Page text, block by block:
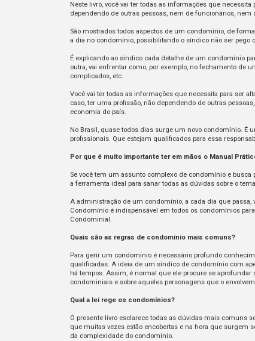
Neste livro, você vai ter todas as informações que
dependendo de outras pessoas, nem de funcionários,
São mostrados todos aspectos de um condomínio, de
a dia no condomínio, possibilitando o síndico não ser pego
É explicando ao síndico cada detalhe de um condomínio
outra, vai enfrentar como, por exemplo, no fechamento de
complicados, etc.
Você vai ter todas as informações que necessita para ser
caso, ter uma profissão, não dependendo de outras
economia do país.
No Brasil, quase todos dias surge um novo condomínio. É
profissionais. Que estejam qualificados para essa
Por que é muito importante ter em mãos o Manual
Se você tem um assunto complexo de condomínio e
a ferramenta ideal para sanar todas as dúvidas sobre o
A administração de um condomínio, a cada dia que
Condomínio é indispensável em todos os condomínios
Condominial.
Quais são as regras de condomínio mais comuns?
Para gerir um condomínio é necessário profundo
qualificadas. A ideia de um síndico de condomínio com
há tempos. Assim, é normal que ele procure se
condominiais e sobre aqueles personagens que o
Qual a lei rege os condomínios?
O presente livro esclarece todas as dúvidas mais comuns
que muitas vezes estão encobertas e na hora que surgem
da complexidade do condomínio.